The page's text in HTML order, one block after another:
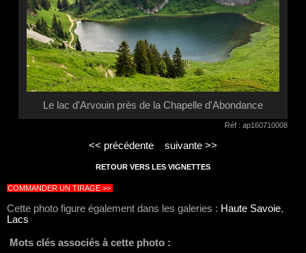
Le lac d'Arvouin près de la Chapelle d'Abondance
Réf : ap160710008
<< précédente suivante >>
RETOUR VERS LES VIGNETTES
COMMANDER UN TIRAGE >>
Cette photo figure également dans les galeries : Haute Savoie,
Lacs
Mots clés associés à cette photo :